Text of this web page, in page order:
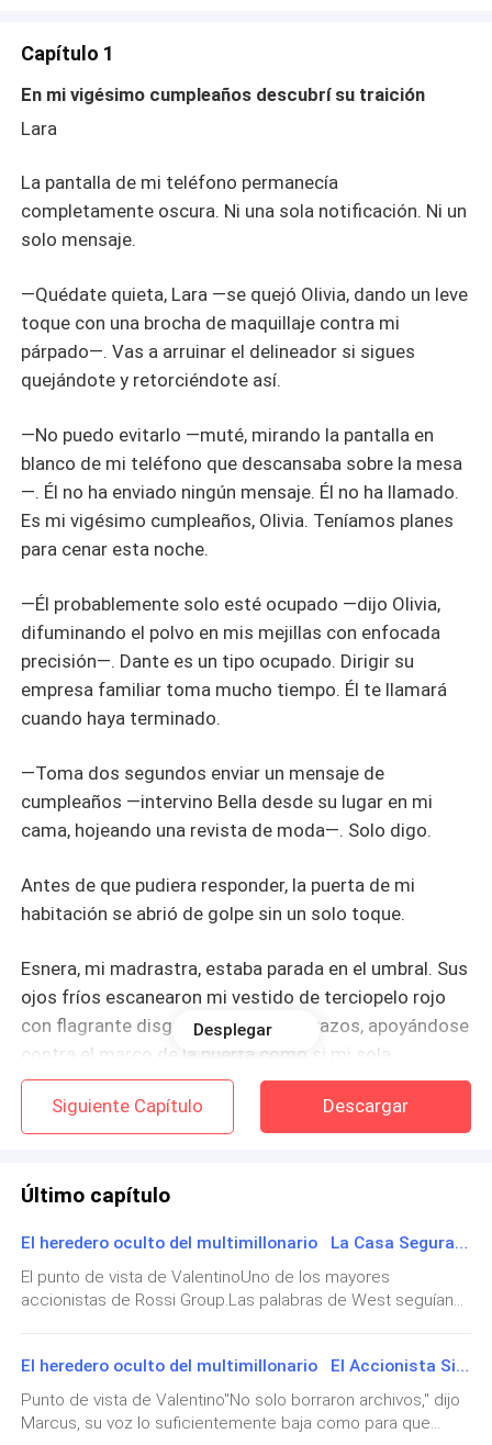
una oscura obsesión. Sus celos posesivos se vuelven
la locura por el arrepentimiento, Dante cruzará cualquier
línea peligrosa para arrastrar a Lara de vuelta. Él
Valentino. Pero Valentino es un hombre que destruye
absolutamente a cualquiera que mire lo que le pertenece.
Lara está atrapada en un peligroso triángulo de lujuria y
finalmente se desmoronan cuando su pequeño niño
camina directamente hacia el aterrador multimillonario y
le exige un abrazo. ¿Qué sucede cuando el rey
despiadado descubre la verdad? ¿Qué hará Valentino
cuando se dé cuenta de que su desafiante rival es la
Capítulo 1
En mi vigésimo cumpleaños descubrí su traición
Lara
La pantalla de mi teléfono permanecía
completamente oscura. Ni una sola notificación. Ni un
solo mensaje.
—Quédate quieta, Lara —se quejó Olivia, dando un leve
toque con una brocha de maquillaje contra mi
párpado—. Vas a arruinar el delineador si sigues
quejándote y retorciéndote así.
—No puedo evitarlo —muté, mirando la pantalla en
blanco de mi teléfono que descansaba sobre la mesa
—. Él no ha enviado ningún mensaje. Él no ha llamado.
Es mi vigésimo cumpleaños, Olivia. Teníamos planes
para cenar esta noche.
—Él probablemente solo esté ocupado —dijo Olivia,
difuminando el polvo en mis mejillas con enfocada
precisión—. Dante es un tipo ocupado. Dirigir su
empresa familiar toma mucho tiempo. Él te llamará
cuando haya terminado.
—Toma dos segundos enviar un mensaje de
cumpleaños —intervino Bella desde su lugar en mi
cama, hojeando una revista de moda—. Solo digo.
Antes de que pudiera responder, la puerta de mi
habitación se abrió de golpe sin un solo toque.
Esnera, mi madrastra, estaba parada en el umbral. Sus
ojos fríos escanearon mi vestido de terciopelo rojo
con flagrante disgusto. Cruzó los brazos, apoyándose
contra el marco de la puerta como si mi sola
presencia infectara su casa.
—¿Vas a salir a celebrar tu mediocre existencia? —
caer su revista sobre la cama.
—Métete en tus asuntos, Bella —replicó Esnera
mí—. No importa lo que hagas, Lara, nunca encajarás
verdaderamente en nuestro mundo. Puedes usar
vestidos caros, puedes pintarte la cara, y puedes salir
Desplegar
Siguiente Capítulo Descargar
Último capítulo
El heredero oculto del multimillonario La Casa Segura de Tiffany
El punto de vista de Valenti⁠noUno de los mayores
accionistas de Rossi Group.Las palabras de West seguían
de propiedad, y de repente la habitación se sintió
demasiado pequeña para todas las preguntas que llenaban
mi cabeza. Los dedos de Lara se deslizaron en los míos
debajo de la mesa, pero incluso su toque no pudo calmar la
El heredero oculto del multimillonario El Accionista Silencioso
Punto de vista de Valentino"No solo borraron archivos," dijo
Marcus, su voz lo suficientemente baja como para que